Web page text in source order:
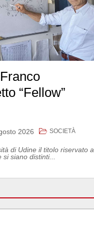
“Fellow”
2026 SOCIETÀ
di Udine il titolo riservato a
siano distinti...